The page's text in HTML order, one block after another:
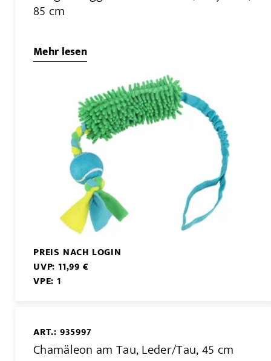
85 cm
Mehr lesen
PREIS NACH LOGIN
UVP: 11,99 €
VPE: 1
ART.: 935997
Chamäleon am Tau, Leder/Tau, 45 cm